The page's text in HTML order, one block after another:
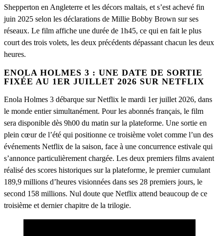
Shepperton en Angleterre et les décors maltais, et s’est achevé fin
juin 2025 selon les déclarations de Millie Bobby Brown sur ses
réseaux. Le film affiche une durée de 1h45, ce qui en fait le plus
court des trois volets, les deux précédents dépassant chacun les deux
heures.
ENOLA HOLMES 3 : UNE DATE DE SORTIE
FIXÉE AU 1ER JUILLET 2026 SUR NETFLIX
Enola Holmes 3 débarque sur Netflix le mardi 1er juillet 2026, dans
le monde entier simultanément. Pour les abonnés français, le film
sera disponible dès 9h00 du matin sur la plateforme. Une sortie en
plein cœur de l’été qui positionne ce troisième volet comme l’un des
événements Netflix de la saison, face à une concurrence estivale qui
s’annonce particulièrement chargée. Les deux premiers films avaient
réalisé des scores historiques sur la plateforme, le premier cumulant
189,9 millions d’heures visionnées dans ses 28 premiers jours, le
second 158 millions. Nul doute que Netflix attend beaucoup de ce
troisième et dernier chapitre de la trilogie.